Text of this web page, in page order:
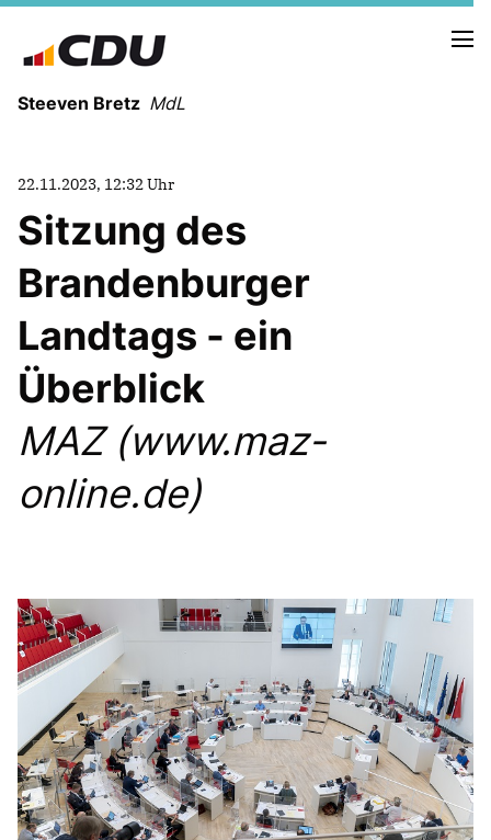
Steeven Bretz MdL
VITA
WAHLKREISBESUCHE
PRESSEFOTOS
MEIN BÜRGERBÜRO
ZIELE
Redebeiträge
Anträge CDU
CDU Deutschland
CDU Fraktion im Brandenburger Landtag
CDU Brandenburg
CDU Potsdam
22.11.2023, 12:32 Uhr
Sitzung des
Brandenburger
Landtags - ein
Überblick
MAZ (www.maz-
online.de)